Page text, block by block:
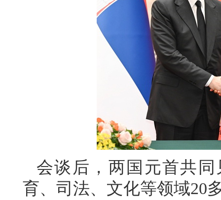
会谈后，两国元首共
育、司法、文化等领域20